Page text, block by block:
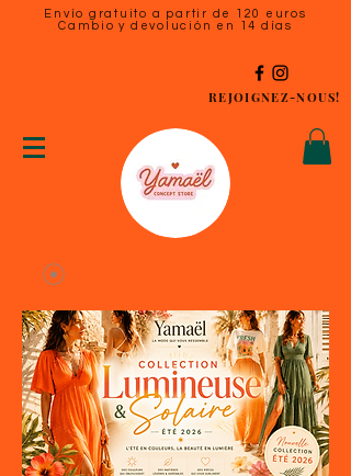
Envío gratuito a partir de 120 euros
Cambio y devolución en 14 días
REJOIGNEZ-NOUS!